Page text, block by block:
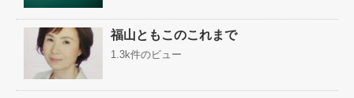
福山ともこのこれまで
1.3k件のビュー